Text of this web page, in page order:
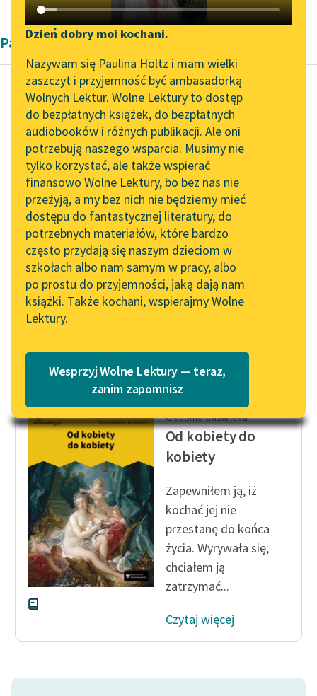
Katalog DAISY
Podkasty o książkach
Zgłoś brak utworu
Aktualności
Zapraszamy na spotkanie
online z tłumaczkami
literatury skandynawskiej
Spotkanie z Katarzyną
Tunkiel w Oslo
Wolne Lektury na 32.
Pol’and’Rock Festivalu
„Kochanek Lady
Chatterley” do słuchania
na Wolnych Lekturach
Nowy audiobook –
„Marzenie o Oriencie”
Lektury szkolne i klasyka
literatury do słuchania dla
niepełnosprawnościami
E-kolekcja lektur
szkolnych i literatury do
słuchania dla uczennic i
uczniów z
niepełnosprawnościami
Feministyczne inspiracje.
Popularyzacja
Ręce pełne poezji
Narzędzia
Mapa Wolnych Lektur
Leśmianator
Przewodnik dla piszących i
czytających
API
OAI-PMH
Widget Wolnych Lektur
Przypisy
Katalog w formacie PDF
Dzień dobry moi kochani.
Nazywam się Paulina Holtz i mam wielki
zaszczyt i przyjemność być ambasadorką
Wolnych Lektur. Wolne Lektury to dostęp
do bezpłatnych książek, do bezpłatnych
audiobooków i różnych publikacji. Ale oni
potrzebują naszego wsparcia. Musimy nie
tylko korzystać, ale także wspierać
finansowo Wolne Lektury, bo bez nas nie
przeżyją, a my bez nich nie będziemy mieć
dostępu do fantastycznej literatury, do
potrzebnych materiałów, które bardzo
często przydają się naszym dzieciom w
szkołach albo nam samym w pracy, albo
po prostu do przyjemności, jaką dają nam
książki. Także kochani, wspierajmy Wolne
Lektury.
Wesprzyj Wolne Lektury — teraz,
zanim zapomnisz
Pamiętnik Giacomo Casanovy
Giacomo Casanova
Od kobiety do
kobiety
— Ja? Pojęcia nawet
nie mam, co czynić, aby
zostać filozofką.
— Trzeba myśleć.
— Długo?
Giacomo Casanova
Od kobiety do
kobiety
Zapewniłem ją, iż
kochać jej nie
przestanę do końca
życia. Wyrywała się;
chciałem ją
zatrzymać...
Czytaj więcej